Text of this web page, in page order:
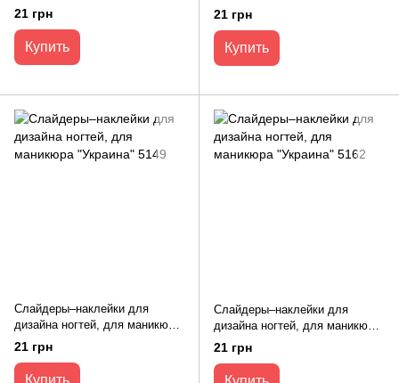
"Украина" 5161
21 грн
Купить
"Украина" 5160
21 грн
Купить
Слайдеры–наклейки для
дизайна ногтей, для маникюра
"Украина" 5149
21 грн
Слайдеры–наклейки для
дизайна ногтей, для маникюра
"Украина" 5162
21 грн